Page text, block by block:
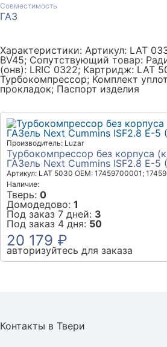
Совместимость
ГАЗ
Характеристики: Артикул: LAT
BV45; Сопутствующий товар:
(онв): LRIC 0322; Картридж: LAT
Турбокомпрессор; Комплект
прокладок; Паспорт изделия
Производитель: Luzar
Турбокомпрессор без корпуса
ГАЗель Next Cummins ISF2.8 E-5
Артикул: LAT 5030 OEM: 17459700001;
Наличие:
Тверь: 0
Домодедово: 1
Под заказ 7 дней: 3
Под заказ 4 дня: 50
20 179 ₽
авторизуйтесь для заказа
Контакты в Твери